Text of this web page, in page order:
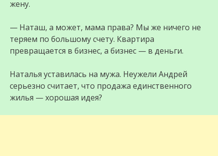
жену.
— Наташ, а может, мама права? Мы же ничего не
теряем по большому счету. Квартира
превращается в бизнес, а бизнес — в деньги.
Наталья уставилась на мужа. Неужели Андрей
серьезно считает, что продажа единственного
жилья — хорошая идея?